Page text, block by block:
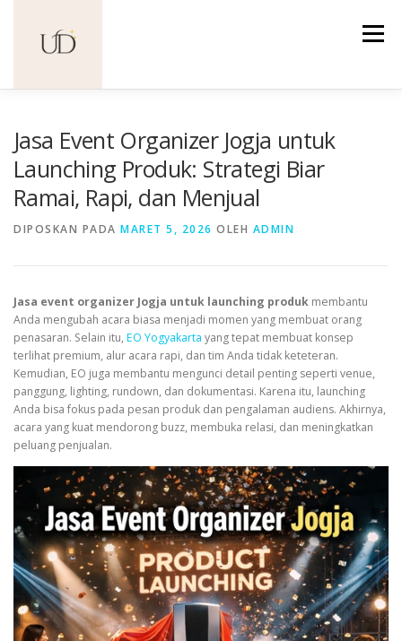
Menu
Jasa Event Organizer Jogja untuk
Launching Produk: Strategi Biar
Ramai, Rapi, dan Menjual
DIPOSKAN PADA MARET 5, 2026 OLEH ADMIN
Jasa event organizer Jogja untuk launching produk membantu
Anda mengubah acara biasa menjadi momen yang membuat orang
penasaran. Selain itu, EO Yogyakarta yang tepat membuat konsep
terlihat premium, alur acara rapi, dan tim Anda tidak keteteran.
Kemudian, EO juga membantu mengunci detail penting seperti venue,
panggung, lighting, rundown, dan dokumentasi. Karena itu, launching
Anda bisa fokus pada pesan produk dan pengalaman audiens. Akhirnya,
acara yang kuat mendorong buzz, membuka relasi, dan meningkatkan
peluang penjualan.